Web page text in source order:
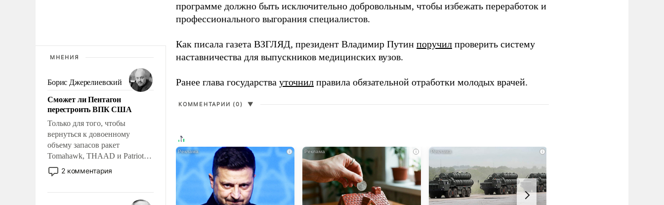
МНЕНИЯ
Борис Джерелиевский
Сможет ли Пентагон
перестроить ВПК США
Только для того, чтобы
вернуться к довоенному
объему запасов ракет
Tomahawk, THAAD и Patriot
США потребуется более трех
лет. Даже небольшая война с
2 комментария
программе должно быть исключительно добровольным, чтобы избежать переработок и
профессионального выгорания специалистов.
Как писала газета ВЗГЛЯД, президент Владимир Путин поручил проверить систему
наставничества для выпускников медицинских вузов.
Ранее глава государства уточнил правила обязательной отработки молодых врачей.
КОММЕНТАРИИ (0) ▼
i i i